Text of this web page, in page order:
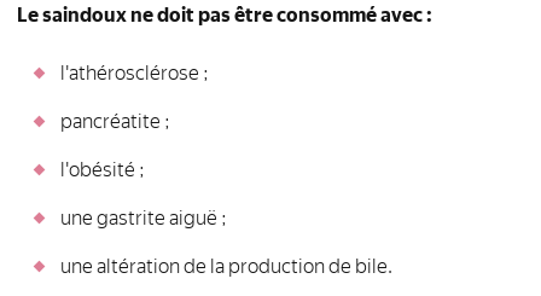
Le saindoux ne doit pas être consommé avec :
l'athérosclérose ;
pancréatite ;
l'obésité ;
une gastrite aiguë ;
une altération de la production de bile.